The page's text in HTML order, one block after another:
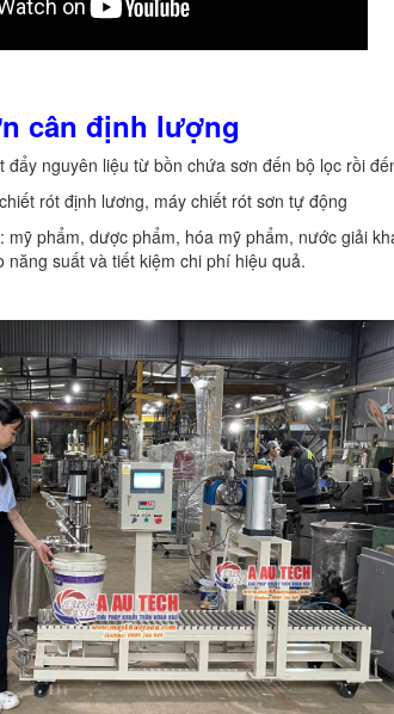
cân định lượng
đẩy nguyên liệu từ bồn chứa sơn đến bộ lọc rồi
rót định lương, máy chiết rót sơn tự động
phẩm, dược phẩm, hóa mỹ phẩm, nước giải
suất và tiết kiệm chi phí hiệu quả.